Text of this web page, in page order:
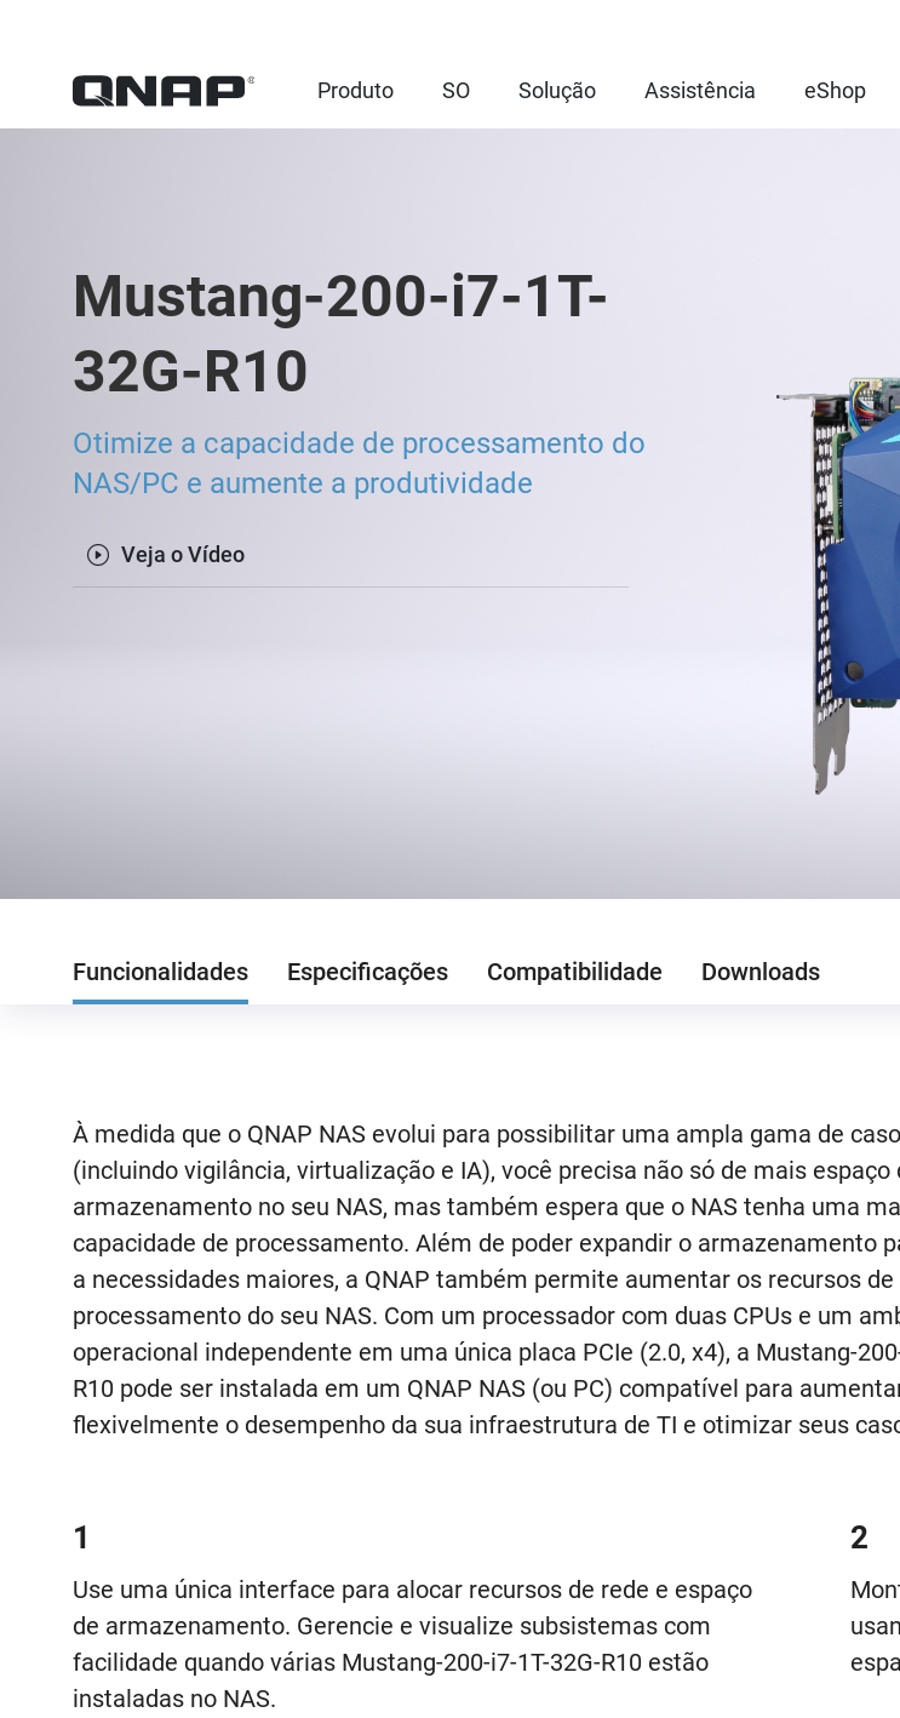
Produto SO Solução Assistência eShop
Mustang-200-i7-1T-
32G-R10
Otimize a capacidade de processamento do
NAS/PC e aumente a produtividade
Veja o Vídeo
Funcionalidades Especificações Compatibilidade Downloads
À medida que o QNAP NAS evolui para possibilitar uma ampla gama de
(incluindo vigilância, virtualização e IA), você precisa não só de mais espaço
armazenamento no seu NAS, mas também espera que o NAS tenha uma
capacidade de processamento. Além de poder expandir o armazenamento
a necessidades maiores, a QNAP também permite aumentar os recursos de
processamento do seu NAS. Com um processador com duas CPUs e um
operacional independente em uma única placa PCIe (2.0, x4), a Mustang-
R10 pode ser instalada em um QNAP NAS (ou PC) compatível para
flexivelmente o desempenho da sua infraestrutura de TI e otimizar seus
1
Use uma única interface para alocar recursos de rede e espaço
de armazenamento. Gerencie e visualize subsistemas com
facilidade quando várias Mustang-200-i7-1T-32G-R10 estão
instaladas no NAS.
2